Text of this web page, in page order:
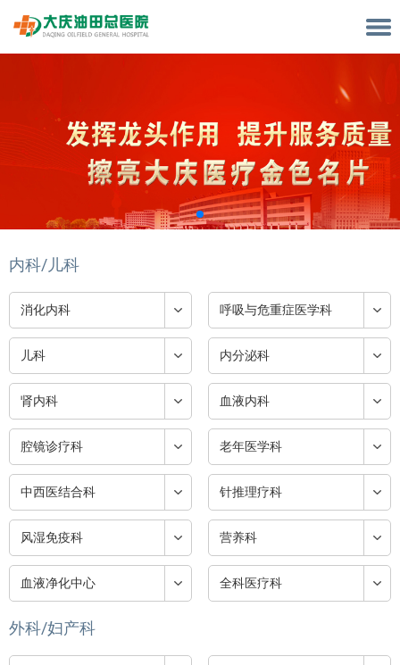
内科/儿科
消化内科 呼吸与危重症医学科
儿科 内分泌科
肾内科 血液内科
腔镜诊疗科 老年医学科
中西医结合科 针推理疗科
风湿免疫科 营养科
血液净化中心 全科医疗科
外科/妇产科